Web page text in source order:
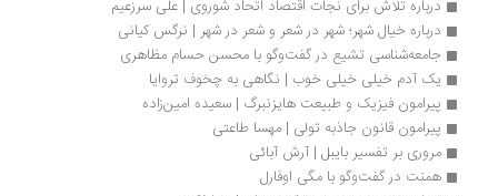
درباره تلاش برای نجات اقتصاد اتحاد شوروی | علی سرزعیم
درباره خیال شهر؛ شهر در شعر و شعر در شهر | نرگس کیانی
جامعه‌شناسی تشیع در گفت‌وگو با محسن حسام مظاهری
یک آدم خیلی خیلی خوب | نگاهی به چخوف تروایا
پیرامون فیزیک و طبیعت هایزنبرگ | سعیده امین‌زاده
پیرامون قانون جاذبه تولی | مهسا طاعتی
مروری بر تفسیر بایبل | آرش آبائی
همنت در گفت‌وگو با مگی اوفارل